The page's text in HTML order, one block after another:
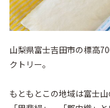
山梨県富士吉田市の標高
クトリー。
もともとこの地域は富士